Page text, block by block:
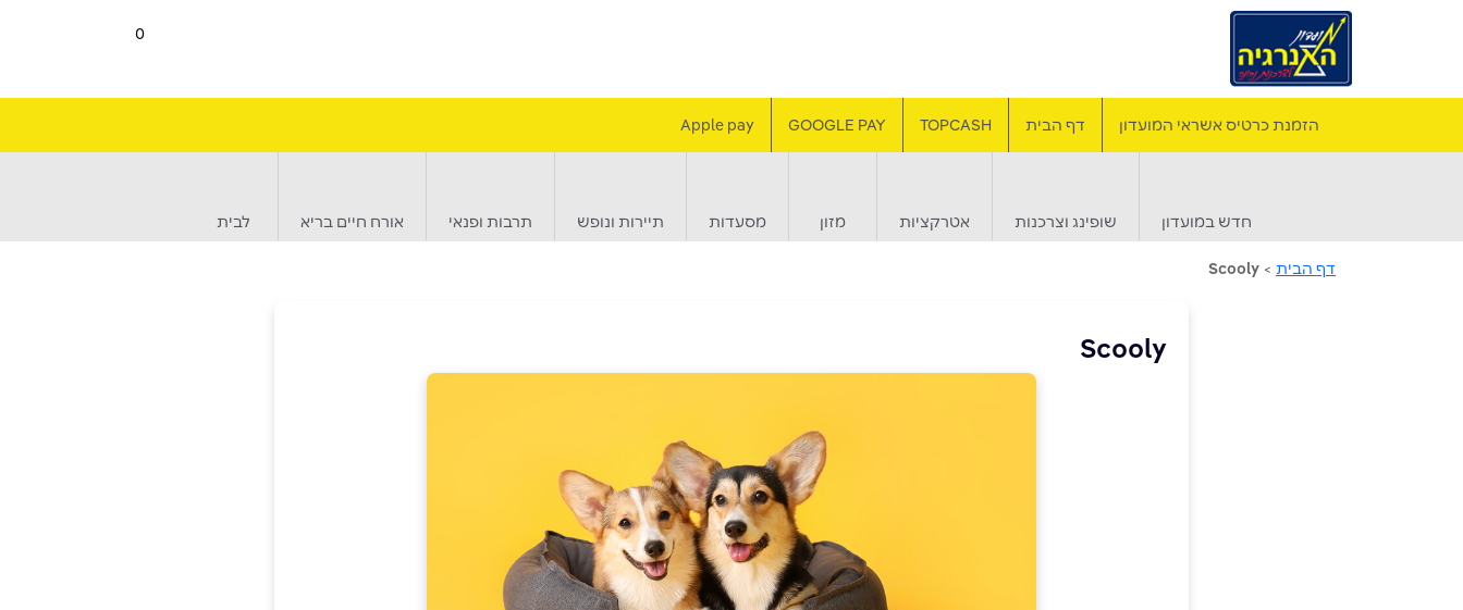
0
הזמנת כרטיס אשראי המועדון דף הבית TOPCASH
GOOGLE PAY
Apple pay
חדש במועדון שופינג וצרכנות אטרקציות מזון מסעדות תיירות ונופש תרבות ופנאי אורח חיים בריא לבית
דף הבית >
Scooly
Scooly